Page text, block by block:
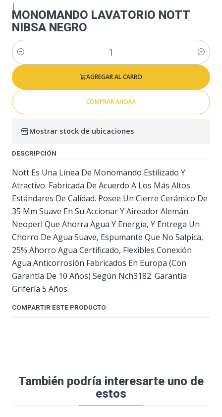
|
MONOMANDO LAVATORIO NOTT
NIBSA NEGRO
Cantidad
AGREGAR AL CARRO
COMPRAR AHORA
Mostrar stock de ubicaciones
DESCRIPCIÓN
Nott Es Una Línea De Monomando Estilizado Y
Atractivo. Fabricada De Acuerdo A Los Más Altos
Estándares De Calidad. Posee Un Cierre Cerámico De
35 Mm Suave En Su Accionar Y Aireador Alemán
Neoperl Que Ahorra Agua Y Energía, Y Entrega Un
Chorro De Agua Suave, Espumante Que No Salpica,
25% Ahorro Agua Certificado, Flexibles Conexión
Agua Anticorrosión Fabricados En Europa (Con
Garantía De 10 Años) Según Nch3182. Garantía
Grifería 5 Años.
COMPARTIR ESTE PRODUCTO
También podría interesarte uno de
estos